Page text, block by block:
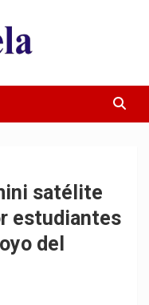
satélite
estudiantes
del